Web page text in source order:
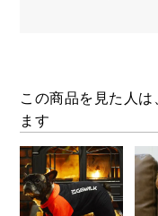
この商品を見た人
ます